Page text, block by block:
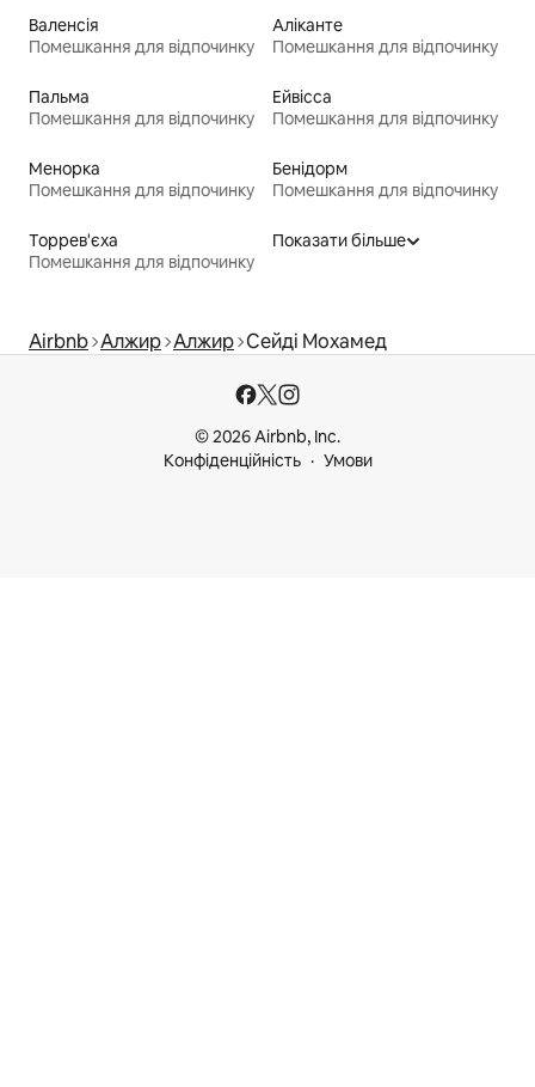
Валенсія
Помешкання для відпочинку
Аліканте
Помешкання для відпочинку
Пальма
Помешкання для відпочинку
Ейвісса
Помешкання для відпочинку
Менорка
Помешкання для відпочинку
Бенідорм
Помешкання для відпочинку
Торрев'єха
Помешкання для відпочинку
Показати більше
Airbnb Алжир Алжир Сейді Мохамед
© 2026 Airbnb, Inc.
Конфіденційність
Умови